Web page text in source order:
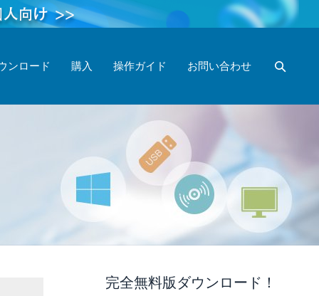
ンロード 購入 操作ガイド お問い合わせ
完全無料版ダウンロード！